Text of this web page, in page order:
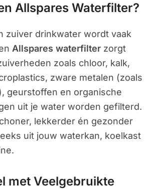
Allspares Waterfilter?
zuiver drinkwater wordt vaak
Allspares waterfilter zorgt
zoals chloor, kalk,
zware metalen (zoals
geurstoffen en organische
uit je water worden gefilterd.
lekkerder én gezonder
uit jouw waterkan, koelkast
met Veelgebruikte